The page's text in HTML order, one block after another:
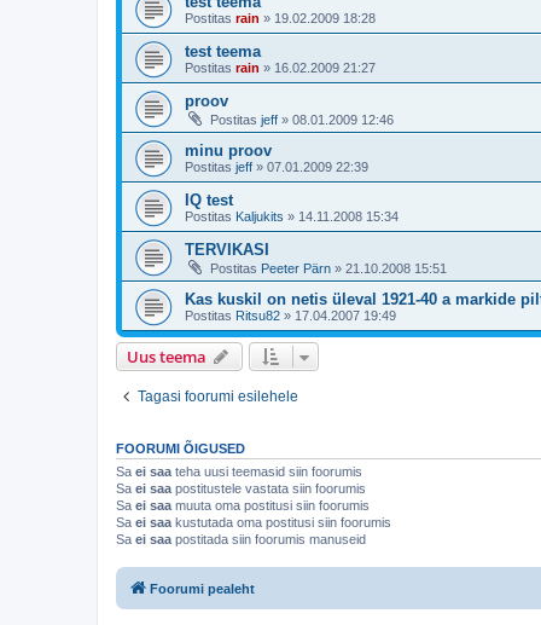
Postitas rain » 19.02.2009 18:28
test teema
Postitas rain » 16.02.2009 21:27
proov
Postitas jeff » 08.01.2009 12:46
minu proov
Postitas jeff » 07.01.2009 22:39
IQ test
Postitas Kaljukits » 14.11.2008 15:34
TERVIKASI
Postitas Peeter Pärn » 21.10.2008 15:51
Kas kuskil on netis üleval 1921-40 a markide
Postitas Ritsu82 » 17.04.2007 19:49
Uus teema
Tagasi foorumi esilehele
FOORUMI ÕIGUSED
Sa ei saa teha uusi teemasid siin foorumis
Sa ei saa postitustele vastata siin foorumis
Sa ei saa muuta oma postitusi siin foorumis
Sa ei saa kustutada oma postitusi siin foorumis
Sa ei saa postitada siin foorumis manuseid
Foorumi pealeht